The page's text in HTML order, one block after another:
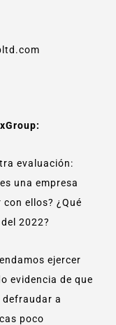
evaluación:
una empresa
ellos? ¿Qué
2022?
ejercer
evidencia de que
defraudar a
poco